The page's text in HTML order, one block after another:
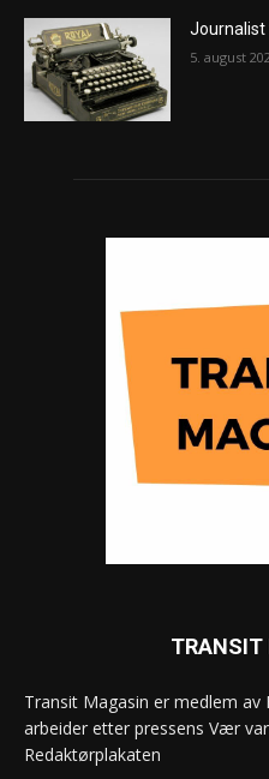
Journalist
5. august
TRANSIT
Transit Magasin er medlem
arbeider etter pressens Vær
Redaktørplakaten